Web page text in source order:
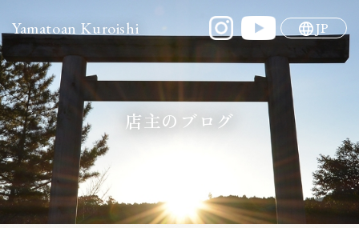
Yamatoan Kuroishi JP
店主のブログ